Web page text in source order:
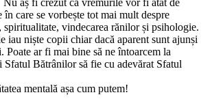
care se vorbește tot mai mult despre
spiritualitate, vindecarea rănilor și psihologie.
iau niște copii chiar dacă aparent sunt ajunși
Poate ar fi mai bine să ne întoarcem la
Sfatul Bătrânilor să fie cu adevărat Sfatul
mentală așa cum putem!